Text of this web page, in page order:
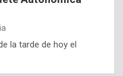
la tarde de hoy el